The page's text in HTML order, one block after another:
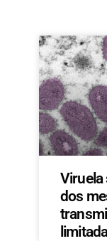
Viruela
dos